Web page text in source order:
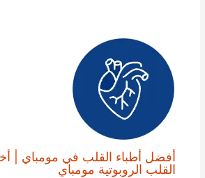
أفضل أطباء القلب في مومباي |
القلب الروبوتية مومباي